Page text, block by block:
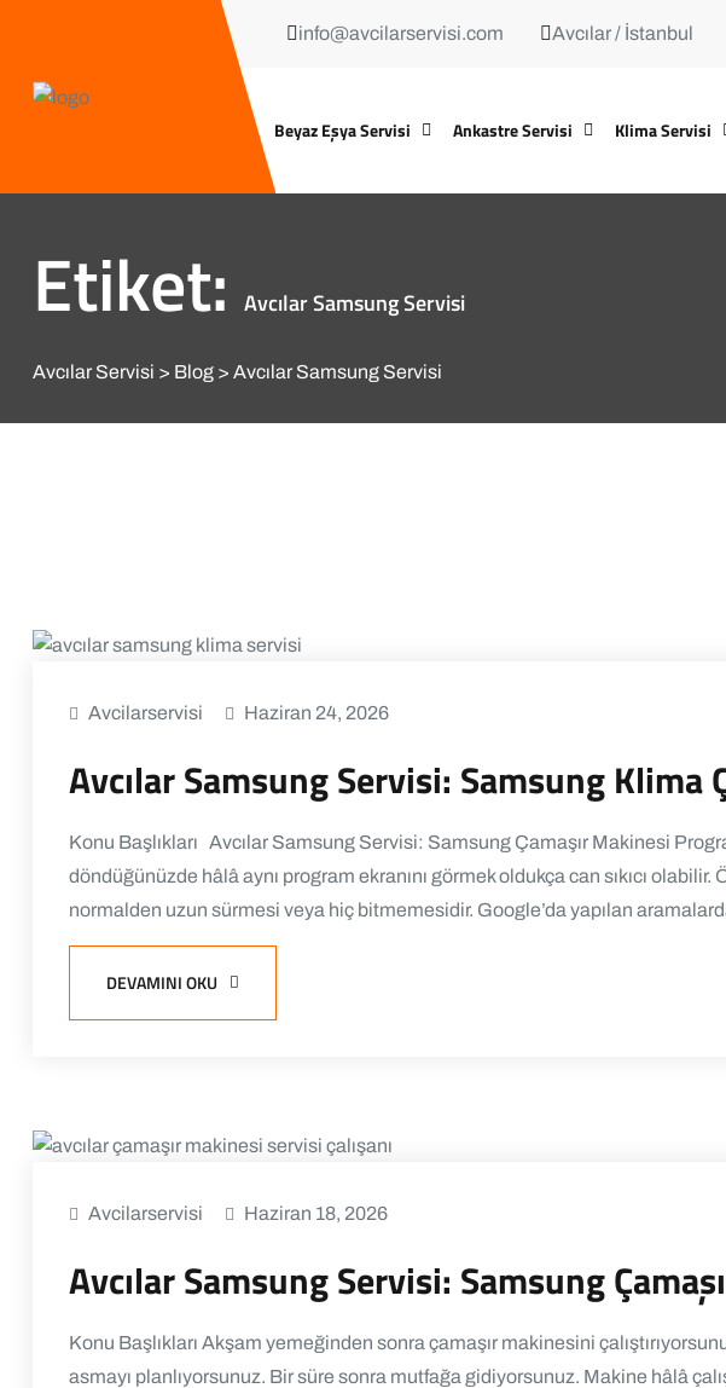
info@avcilarservisi.com Avcılar / İstanbul
Beyaz Eşya Servisi Ankastre Servisi Klima Servisi
Etiket: Avcılar Samsung Servisi
Avcılar Servisi Blog Avcılar Samsung Servisi
Avcilarservisi Haziran 24, 2026
Avcılar Samsung Servisi: Samsung Klima
Konu Başlıkları Avcılar Samsung Servisi: Samsung Çamaşır Makinesi
döndüğünüzde hâlâ aynı program ekranını görmek oldukça can sıkıcı
normalden uzun sürmesi veya hiç bitmemesidir. Google’da yapılan
DEVAMINI OKU
Avcilarservisi Haziran 18, 2026
Avcılar Samsung Servisi: Samsung
Konu Başlıkları Akşam yemeğinden sonra çamaşır makinesini
asmayı planlıyorsunuz. Bir süre sonra mutfağa gidiyorsunuz. Makine hâlâ